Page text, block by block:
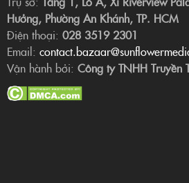
Hưởng, Phường An Khánh, TP. HCM
Điện thoại: 028 3519 2301
Email:
Vận hành bởi: Công ty TNHH Truyền